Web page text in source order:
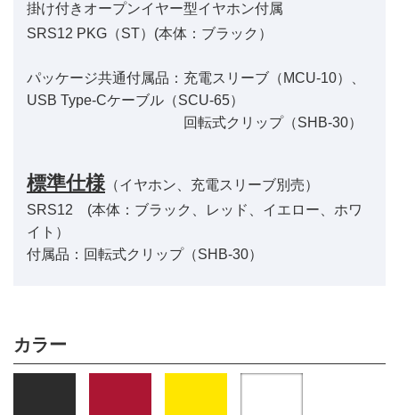
掛け付きオープンイヤー型イヤホン付属
SRS12 PKG（ST）(本体：ブラック）
パッケージ共通付属品：充電スリーブ（MCU-10）、
USB Type-Cケーブル（SCU-65）
回転式クリップ（SHB-30）
標準仕様 （イヤホン、充電スリーブ別売）
SRS12 (本体：ブラック、レッド、イエロー、ホワ
イト）
付属品：回転式クリップ（SHB-30）
カラー